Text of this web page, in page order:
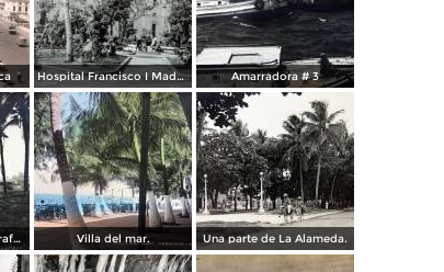
Hospital Francisco I Madero. Amarradora # 3
Palmares por el fotografo Hugo Brehme. Villa del mar. Una parte de La Alameda.